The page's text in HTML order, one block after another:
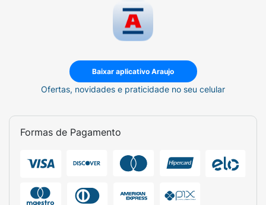
Baixar aplicativo Araujo
Ofertas, novidades e praticidade no seu celular
Formas de Pagamento